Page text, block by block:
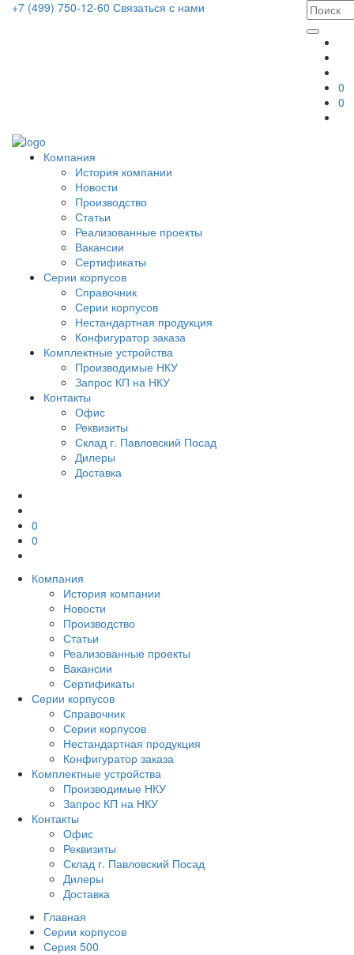
+7 (499) 750-12-60 Связаться с нами
0
0
Компания
История компании
Новости
Производство
Статьи
Реализованные проекты
Вакансии
Сертификаты
Серии корпусов
Справочник
Серии корпусов
Нестандартная продукция
Конфигуратор заказа
Комплектные устройства
Производимые НКУ
Запрос КП на НКУ
Контакты
Офис
Реквизиты
Склад г. Павловский Посад
Дилеры
Доставка
0
0
Компания
История компании
Новости
Производство
Статьи
Реализованные проекты
Вакансии
Сертификаты
Серии корпусов
Справочник
Серии корпусов
Нестандартная продукция
Конфигуратор заказа
Комплектные устройства
Производимые НКУ
Запрос КП на НКУ
Контакты
Офис
Реквизиты
Склад г. Павловский Посад
Дилеры
Доставка
Главная
Серии корпусов
Серия 500